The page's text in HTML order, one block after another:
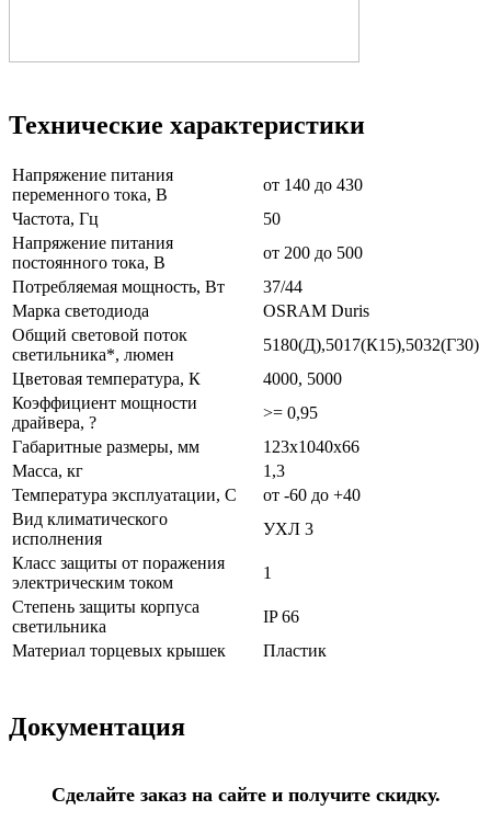
Технические характеристики
Напряжение питания
переменного тока, В
от 140 до 430
Частота, Гц
50
Напряжение питания
постоянного тока, В
от 200 до 500
Потребляемая мощность, Вт
37/44
Марка светодиода
OSRAM Duris
Общий световой поток
светильника*, люмен
5180(Д),5017(К15),5032(Г30)
Цветовая температура, К
4000, 5000
Коэффициент мощности
драйвера, ?
>= 0,95
Габаритные размеры, мм
123х1040х66
Масса, кг
1,3
Температура эксплуатации, С
от -60 до +40
Вид климатического
исполнения
УХЛ 3
Класс защиты от поражения
электрическим током
1
Степень защиты корпуса
светильника
IP 66
Материал торцевых крышек
Пластик
Документация
Сделайте заказ на сайте и получите скидку.